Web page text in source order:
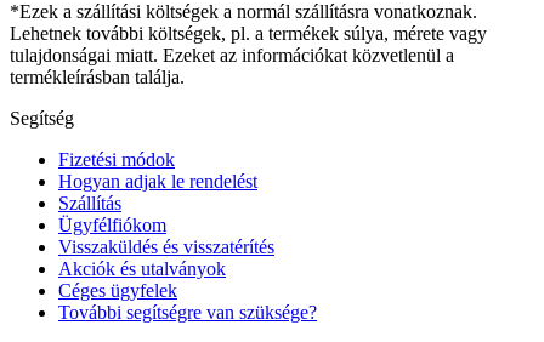
*Ezek a szállítási költségek a normál szállításra vonatkoznak.
Lehetnek további költségek, pl. a termékek súlya, mérete vagy
tulajdonságai miatt. Ezeket az információkat közvetlenül a
termékleírásban találja.
Segítség
Fizetési módok
Hogyan adjak le rendelést
Szállítás
Ügyfélfiókom
Visszaküldés és visszatérítés
Akciók és utalványok
Céges ügyfelek
További segítségre van szüksége?